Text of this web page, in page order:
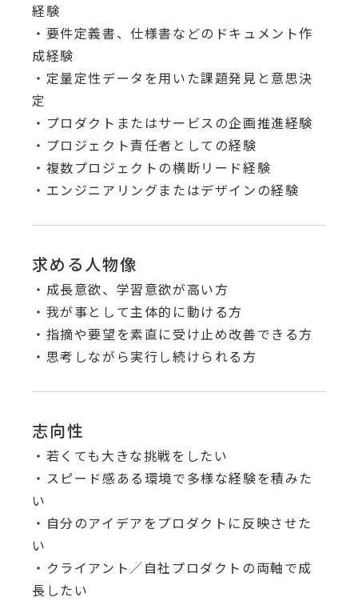
経験
・要件定義書、仕様書などのドキュメント作
成経験
・定量定性データを用いた課題発見と意思決
定
・プロダクトまたはサービスの企画推進経験
・プロジェクト責任者としての経験
・複数プロジェクトの横断リード経験
・エンジニアリングまたはデザインの経験
求める人物像
・成長意欲、学習意欲が高い方
・我が事として主体的に動ける方
・指摘や要望を素直に受け止め改善できる方
・思考しながら実行し続けられる方
志向性
・若くても大きな挑戦をしたい
・スピード感ある環境で多様な経験を積みた
い
・自分のアイデアをプロダクトに反映させた
い
・クライアント／自社プロダクトの両軸で成
長したい